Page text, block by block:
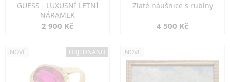
GUESS - LUXUSNÍ LETNÍ
NÁRAMEK
2 900 Kč
Zlaté náušnice s rubíny
4 500 Kč
NOVÉ OBJEDNÁNO NOVÉ